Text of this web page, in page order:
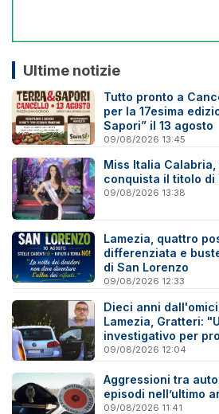
Ultime notizie
Tutto pronto a
per la 17esima
Sapori” il 13 agosto
09/08/2026 13:45
Miss Italia
conquista il titolo di
09/08/2026 13:38
Lamezia, quattro
differenziata e
di San Lorenzo
09/08/2026 12:33
Dieci anni
Lamezia, Gratteri:
investigativo per
onesta"
09/08/2026 12:04
Aggressioni tra
episodi nell’ultimo
09/08/2026 11:41